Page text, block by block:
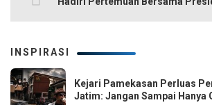
INSPIRASI
Kejari Pamekasan Perluas
Jatim: Jangan Sampai Hanya